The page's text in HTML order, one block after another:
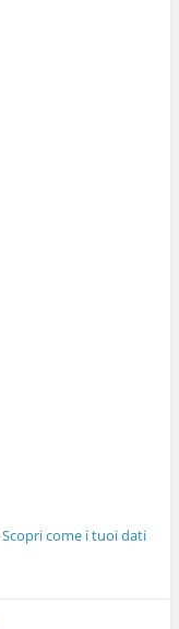
Scopri come i tuoi dati